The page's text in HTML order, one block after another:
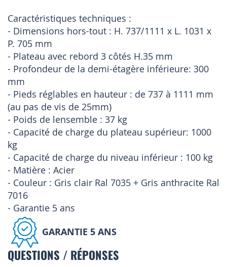
Caractéristiques techniques :
- Dimensions hors-tout : H. 737/1111 x L. 1031 x
P. 705 mm
- Plateau avec rebord 3 côtés H.35 mm
- Profondeur de la demi-étagère inférieure: 300
mm
- Pieds réglables en hauteur : de 737 à 1111 mm
(au pas de vis de 25mm)
- Poids de lensemble : 37 kg
- Capacité de charge du plateau supérieur: 1000
kg
- Capacité de charge du niveau inférieur : 100 kg
- Matière : Acier
- Couleur : Gris clair Ral 7035 + Gris anthracite Ral
7016
- Garantie 5 ans
GARANTIE 5 ANS
QUESTIONS / RÉPONSES